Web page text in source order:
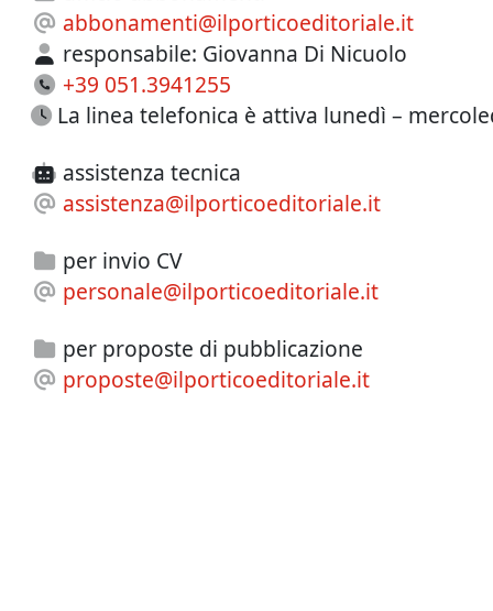
abbonamenti@ilporticoeditoriale.it
responsabile: Giovanna Di Nicuolo
+39 051.3941255
La linea telefonica è attiva lunedì –
assistenza tecnica
assistenza@ilporticoeditoriale.it
per invio CV
personale@ilporticoeditoriale.it
per proposte di pubblicazione
proposte@ilporticoeditoriale.it